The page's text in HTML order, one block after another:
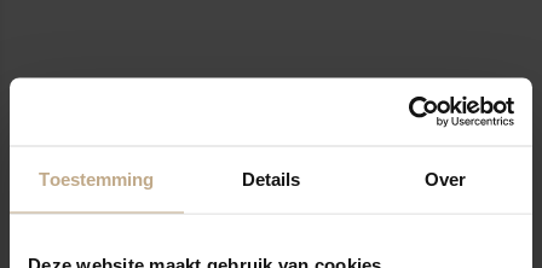
Toestemming Details Over
Deze website maakt gebruik van cookies